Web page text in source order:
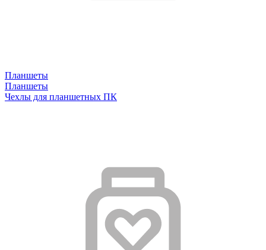
Планшеты
Планшеты
Чехлы для планшетных ПК